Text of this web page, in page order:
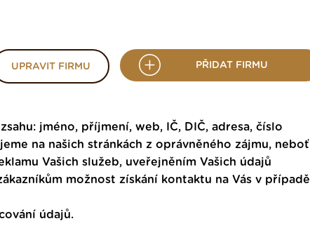
UPRAVIT FIRMU PŘIDAT FIRMU
jméno, příjmení, web, IČ, DIČ, adresa, číslo
na našich stránkách z oprávněného zájmu, neboť
Vašich služeb, uveřejněním Vašich údajů
možnost získání kontaktu na Vás v případě
údajů.